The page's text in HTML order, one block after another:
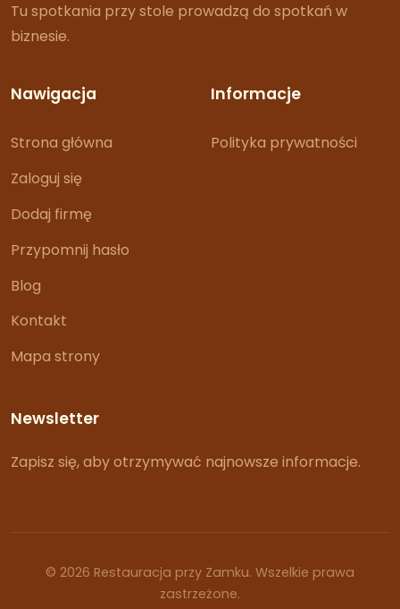
Tu spotkania przy stole prowadzą do spotkań w
biznesie.
Nawigacja
Strona główna
Zaloguj się
Dodaj firmę
Przypomnij hasło
Blog
Kontakt
Mapa strony
Informacje
Polityka prywatności
Newsletter
Zapisz się, aby otrzymywać najnowsze informacje.
© 2026 Restauracja przy Zamku. Wszelkie prawa
zastrzeżone.